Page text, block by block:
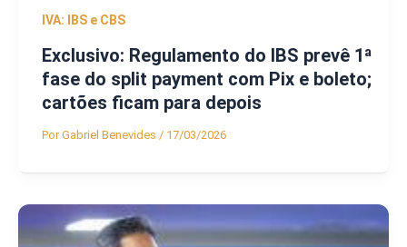
IVA: IBS e CBS
Exclusivo: Regulamento do IBS prevê 1ª
fase do split payment com Pix e boleto;
cartões ficam para depois
PorGabriel Benevides / 17/03/2026